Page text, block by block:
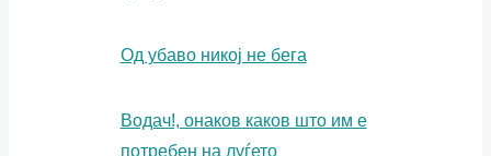
Од убаво никој не бега
Водач!, онаков каков што им е
потребен на луѓето